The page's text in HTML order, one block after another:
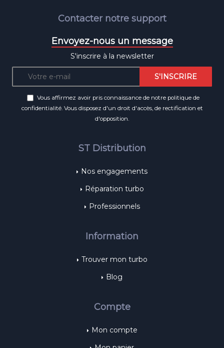
Contacter notre support
Envoyez-nous un message
S'inscrire à la newsletter
Vous affirmez avoir pris connaissance de notre politique de
confidentialité. Vous disposez d'un droit d'accès, de rectification et
d'opposition.
ST Distribution
Nos engagements
Réparation turbo
Professionnels
Information
Trouver mon turbo
Blog
Compte
Mon compte